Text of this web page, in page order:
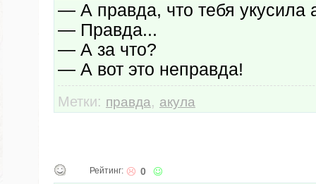
— А пpавда, что тебя укусила
— Пpавда...
— А за что?
— А вот это непpавда!
Метки: правда, акула
Рейтинг: 0